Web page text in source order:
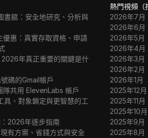
館：安全地研究、分析與
惠：真實存取資格、申請
年真正重要的關鍵是什
碼的Gmail帳戶
共用 ElevenLabs 帳戶
、對象鎖定與更智慧的工
2026年逐步指南
有方案、省錢方式與安全
熱門視頻（
2026年7月
2026年6月
2026年5月
2026年4月
2026年3月
2026年2月
2026年1月
2025年12月
2025年11月
2025年10月
2025年9月
2025年8月